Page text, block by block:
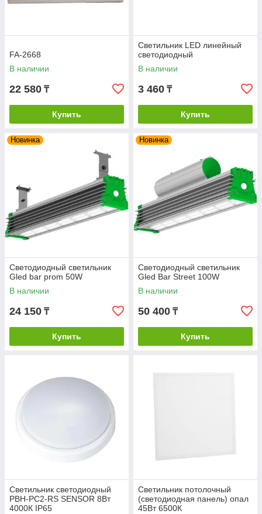
FA-2668
В наличии
22 580 ₸
Купить
Светильник LED линейный
светодиодный
В наличии
3 460 ₸
Купить
Новинка
Светодиодный светильник
Gled bar prom 50W
В наличии
24 150 ₸
Купить
Новинка
Светодиодный светильник
Gled Bar Street 100W
В наличии
50 400 ₸
Купить
Светильник светодиодный
PBH-PC2-RS SENSOR 8Вт
4000К IP65
Светильник потолочный
(светодиодная панель) опал
45Вт 6500К